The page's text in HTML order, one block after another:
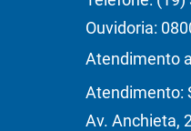
Ouvidoria:
Atendimento
Atendimento:
Av. Anchieta,